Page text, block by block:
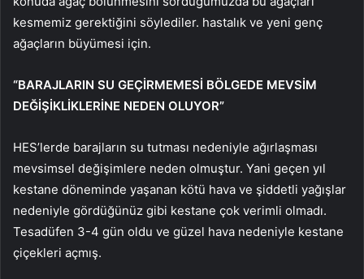
kesmemiz gerektiğini söylediler. hastalık ve yeni genç
ağaçların büyümesi için.
“BARAJLARIN SU GEÇİRMEMESİ BÖLGEDE MEVSİM
DEĞİŞİKLİKLERİNE NEDEN OLUYOR”
HES’lerde barajların su tutması nedeniyle ağırlaşması
mevsimsel değişimlere neden olmuştur. Yani geçen yıl
kestane döneminde yaşanan kötü hava ve şiddetli yağışlar
nedeniyle gördüğünüz gibi kestane çok verimli olmadı.
Tesadüfen 3-4 gün oldu ve güzel hava nedeniyle kestane
çiçekleri açmış.